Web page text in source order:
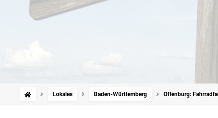
Lokales Baden-Württemberg Offenburg: